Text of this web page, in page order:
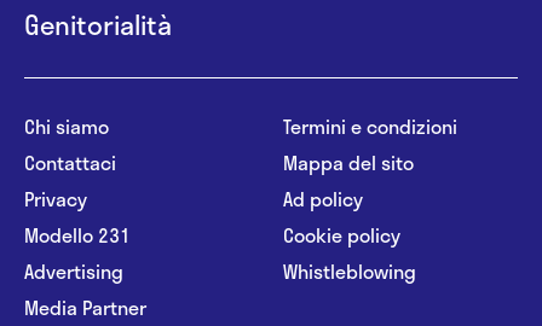
Genitorialità
Chi siamo
Contattaci
Privacy
Modello 231
Advertising
Media Partner
Termini e condizioni
Mappa del sito
Ad policy
Cookie policy
Whistleblowing